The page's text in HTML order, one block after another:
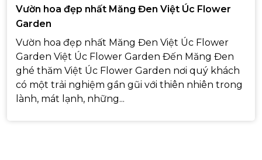
Vườn hoa đẹp nhất Măng Đen Việt Úc Flower
Garden
Vườn hoa đẹp nhất Măng Đen Việt Úc Flower
Garden Việt Úc Flower Garden Đến Măng Đen
ghé thăm Việt Úc Flower Garden nơi quý khách
có một trải nghiệm gần gũi với thiên nhiên trong
lành, mát lạnh, những...